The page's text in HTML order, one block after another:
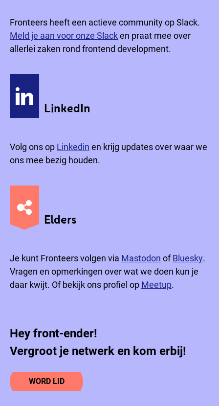
Fronteers heeft een actieve community op Slack.
Meld je aan voor onze Slacken praat mee over
allerlei zaken rond frontend development.
LinkedIn
Volg ons op Linkedin en krijg updates over waar we
ons mee bezig houden.
Elders
Je kunt Fronteers volgen via Mastodon ofBluesky.
Vragen en opmerkingen over wat we doen kun je
daar kwijt. Of bekijk ons profiel op Meetup.
Hey front-ender!
Vergroot je netwerk en kom erbij!
WORD LID